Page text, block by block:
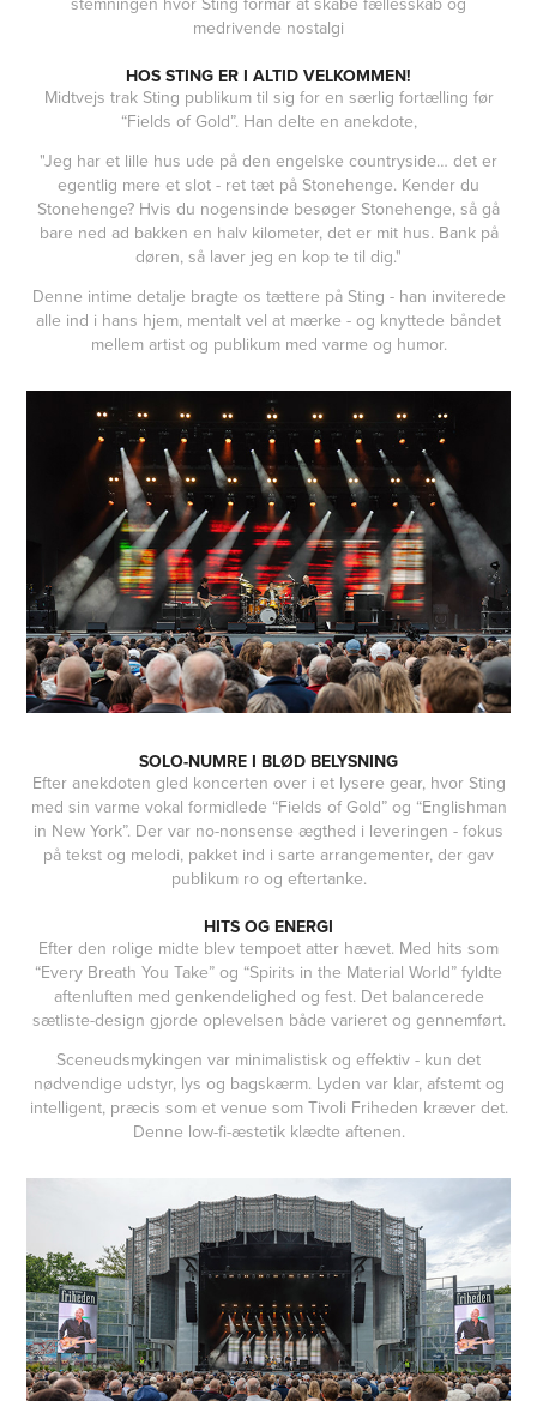
medrivende nostalgi
HOS STING ER I ALTID VELKOMMEN!
Midtvejs trak Sting publikum til sig for en særlig fortælling før
“Fields of Gold”. Han delte en anekdote,
"Jeg har et lille hus ude på den engelske countryside… det er
egentlig mere et slot - ret tæt på Stonehenge. Kender du
Stonehenge? Hvis du nogensinde besøger Stonehenge, så gå
bare ned ad bakken en halv kilometer, det er mit hus. Bank på
døren, så laver jeg en kop te til dig."
Denne intime detalje bragte os tættere på Sting - han inviterede
alle ind i hans hjem, mentalt vel at mærke - og knyttede båndet
mellem artist og publikum med varme og humor.
SOLO-NUMRE I BLØD BELYSNING
Efter anekdoten gled koncerten over i et lysere gear, hvor Sting
med sin varme vokal formidlede “Fields of Gold” og “Englishman
in New York”. Der var no-nonsense ægthed i leveringen - fokus
på tekst og melodi, pakket ind i sarte arrangementer, der gav
publikum ro og eftertanke.
HITS OG ENERGI
Efter den rolige midte blev tempoet atter hævet. Med hits som
“Every Breath You Take” og “Spirits in the Material World” fyldte
aftenluften med genkendelighed og fest. Det balancerede
sætliste-design gjorde oplevelsen både varieret og gennemført.
Sceneudsmykingen var minimalistisk og effektiv - kun det
nødvendige udstyr, lys og bagskærm. Lyden var klar, afstemt og
intelligent, præcis som et venue som Tivoli Friheden kræver det.
Denne low-fi-æstetik klædte aftenen.